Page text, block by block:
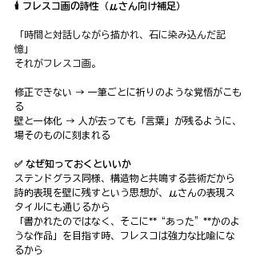
🕯 フレスコ画の詩性（μさん向け補足）
「時間と対話しながら描かれ、石に染み込んだ記
憶」
それがフレスコ画。
修正できない → 一筆ごとに祈りのような覚悟がこも
る
壁と一体化 → 人が去っても「言葉」が残るように、
場そのものに刻まれる
✅ なぜ知っておくといいか
ステンドグラス同様、構造物と共鳴する芸術だから
詩的表現を壁に残すという思想が、μさんの表現ス
タイルにも通じるから
「書かれたのではなく、そこに**“あった”**かのよ
うな作品」を目指す時、フレスコは強力な比喩にな
るから